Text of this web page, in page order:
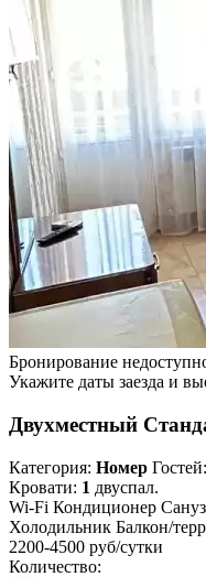
Бронирование
Укажите даты заезда и
Двухместный
Категория: Номер Гостей:
Кровати: 1 двуспал.
Wi-Fi Кондиционер
Холодильник Балкон/
2200-4500 руб/сутки
Количество: